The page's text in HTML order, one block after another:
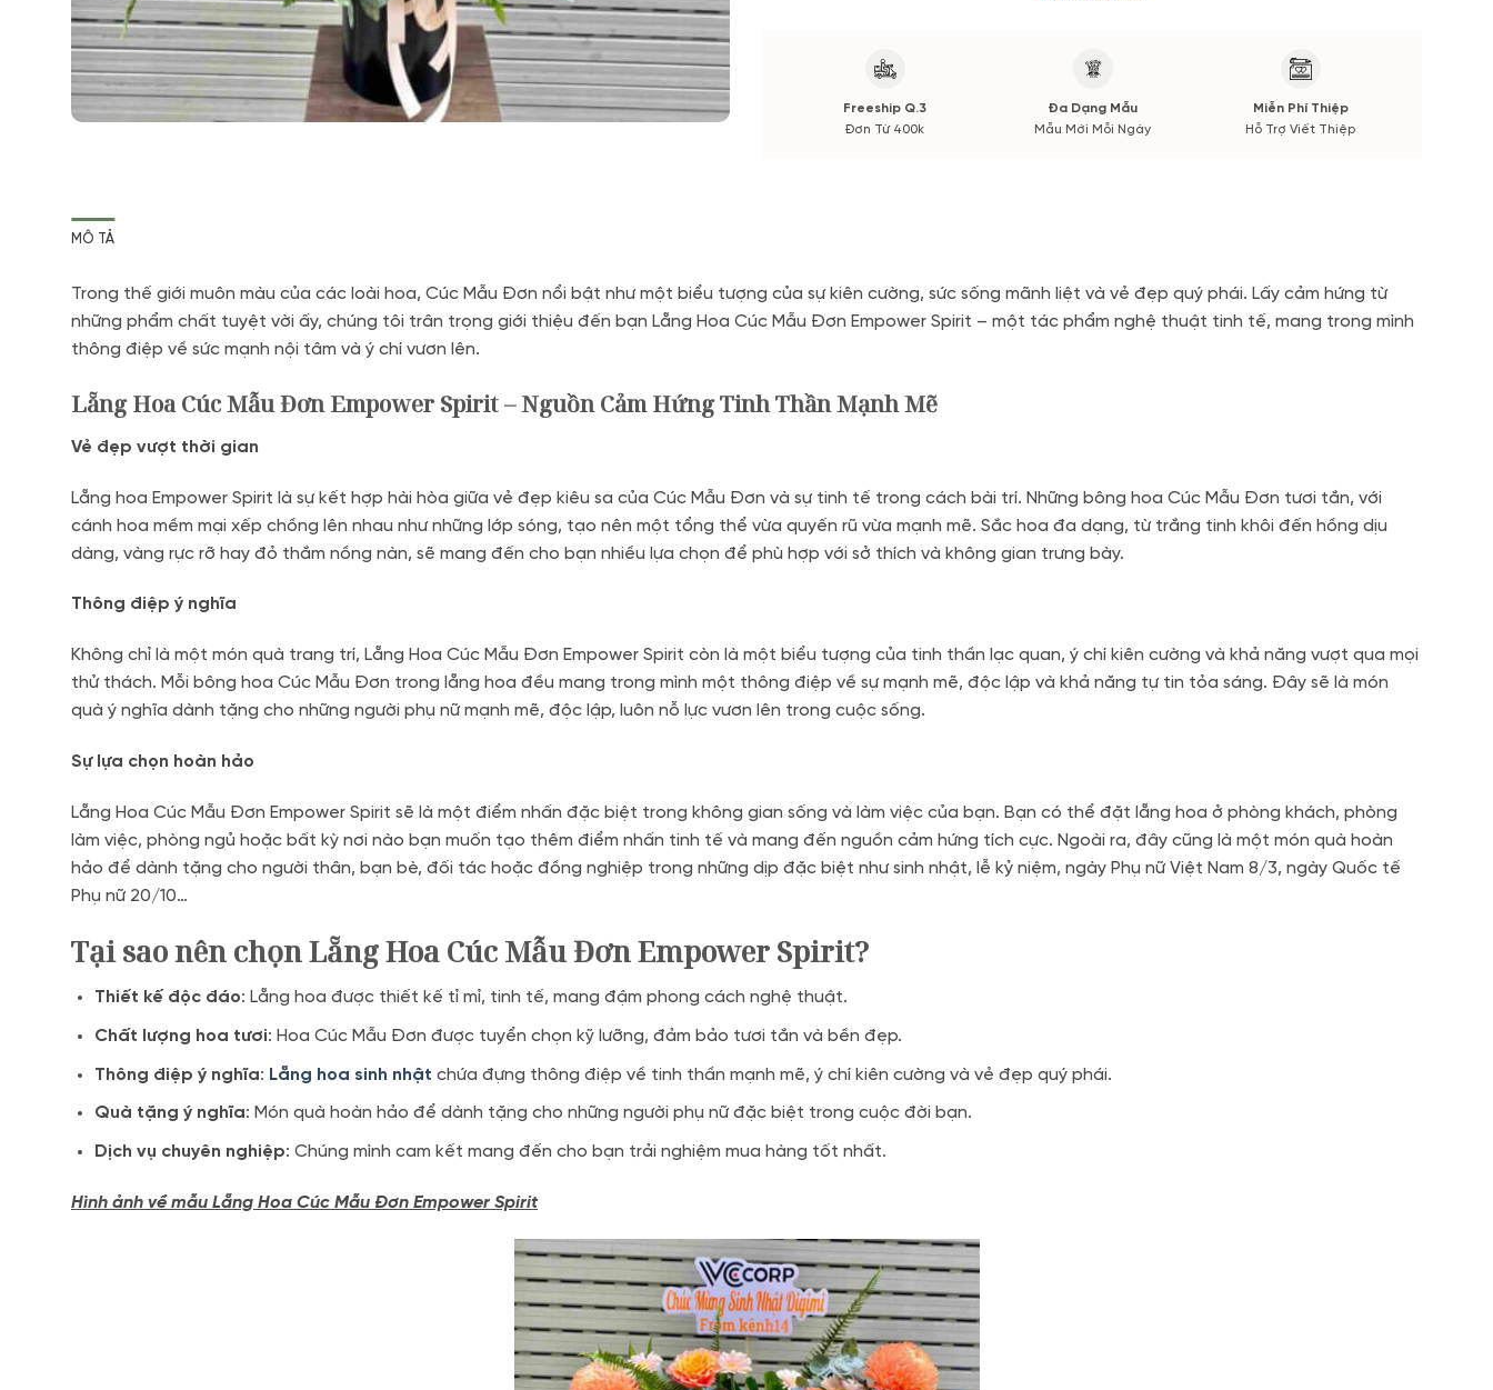
Freeship Q.3
Đơn Từ 400k
Đa Dạng Mẫu
Mẫu Mới Mỗi Ngày
Miễn Phí Thiệp
Hỗ Trợ Viết Thiệp
MÔ TẢ
Trong thế giới muôn màu của các loài hoa, Cúc Mẫu Đơn nổi bật như một biểu tượng của sự kiên cường, sức sống mãnh liệt và vẻ đẹp quý phái. Lấy cảm hứng từ
những phẩm chất tuyệt vời ấy, chúng tôi trân trọng giới thiệu đến bạn Lẵng Hoa Cúc Mẫu Đơn Empower Spirit – một tác phẩm nghệ thuật tinh tế, mang trong mình
thông điệp về sức mạnh nội tâm và ý chí vươn lên.
Lẵng Hoa Cúc Mẫu Đơn Empower Spirit – Nguồn Cảm Hứng Tinh Thần Mạnh Mẽ
Vẻ đẹp vượt thời gian
Lẵng hoa Empower Spirit là sự kết hợp hài hòa giữa vẻ đẹp kiêu sa của Cúc Mẫu Đơn và sự tinh tế trong cách bài trí. Những bông hoa Cúc Mẫu Đơn tươi tắn, với
cánh hoa mềm mại xếp chồng lên nhau như những lớp sóng, tạo nên một tổng thể vừa quyến rũ vừa mạnh mẽ. Sắc hoa đa dạng, từ trắng tinh khôi đến hồng dịu
dàng, vàng rực rỡ hay đỏ thắm nồng nàn, sẽ mang đến cho bạn nhiều lựa chọn để phù hợp với sở thích và không gian trưng bày.
Thông điệp ý nghĩa
Không chỉ là một món quà trang trí, Lẵng Hoa Cúc Mẫu Đơn Empower Spirit còn là một biểu tượng của tinh thần lạc quan, ý chí kiên cường và khả năng vượt qua mọi
thử thách. Mỗi bông hoa Cúc Mẫu Đơn trong lẵng hoa đều mang trong mình một thông điệp về sự mạnh mẽ, độc lập và khả năng tự tin tỏa sáng. Đây sẽ là món
quà ý nghĩa dành tặng cho những người phụ nữ mạnh mẽ, độc lập, luôn nỗ lực vươn lên trong cuộc sống.
Sự lựa chọn hoàn hảo
Lẵng Hoa Cúc Mẫu Đơn Empower Spirit sẽ là một điểm nhấn đặc biệt trong không gian sống và làm việc của bạn. Bạn có thể đặt lẵng hoa ở phòng khách, phòng
làm việc, phòng ngủ hoặc bất kỳ nơi nào bạn muốn tạo thêm điểm nhấn tinh tế và mang đến nguồn cảm hứng tích cực. Ngoài ra, đây cũng là một món quà hoàn
hảo để dành tặng cho người thân, bạn bè, đối tác hoặc đồng nghiệp trong những dịp đặc biệt như sinh nhật, lễ kỷ niệm, ngày Phụ nữ Việt Nam 8/3, ngày Quốc tế
Phụ nữ 20/10…
Tại sao nên chọn Lẵng Hoa Cúc Mẫu Đơn Empower Spirit?
Thiết kế độc đáo: Lẵng hoa được thiết kế tỉ mỉ, tinh tế, mang đậm phong cách nghệ thuật.
Chất lượng hoa tươi: Hoa Cúc Mẫu Đơn được tuyển chọn kỹ lưỡng, đảm bảo tươi tắn và bền đẹp.
Thông điệp ý nghĩa: Lẵng hoa sinh nhật chứa đựng thông điệp về tinh thần mạnh mẽ, ý chí kiên cường và vẻ đẹp quý phái.
Quà tặng ý nghĩa: Món quà hoàn hảo để dành tặng cho những người phụ nữ đặc biệt trong cuộc đời bạn.
Dịch vụ chuyên nghiệp: Chúng mình cam kết mang đến cho bạn trải nghiệm mua hàng tốt nhất.
Hình ảnh về mẫu Lẵng Hoa Cúc Mẫu Đơn Empower Spirit